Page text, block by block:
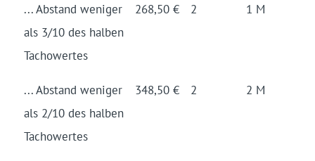
... Abstand weniger
als 3/10 des halben
Tacho­wertes
268,50 € 2 1 M
... Abstand weniger
als 2/10 des halben
Tacho­wertes
348,50 € 2 2 M